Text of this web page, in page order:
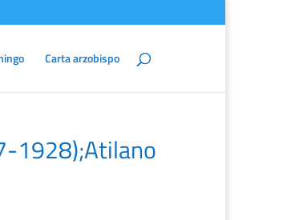
Carta arzobispo
1928);Atilano